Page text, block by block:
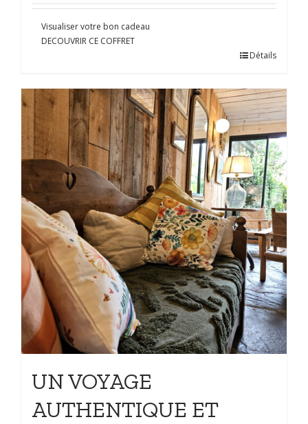
Visualiser votre bon cadeau
DECOUVRIR CE COFFRET
Détails
UN VOYAGE
AUTHENTIQUE ET